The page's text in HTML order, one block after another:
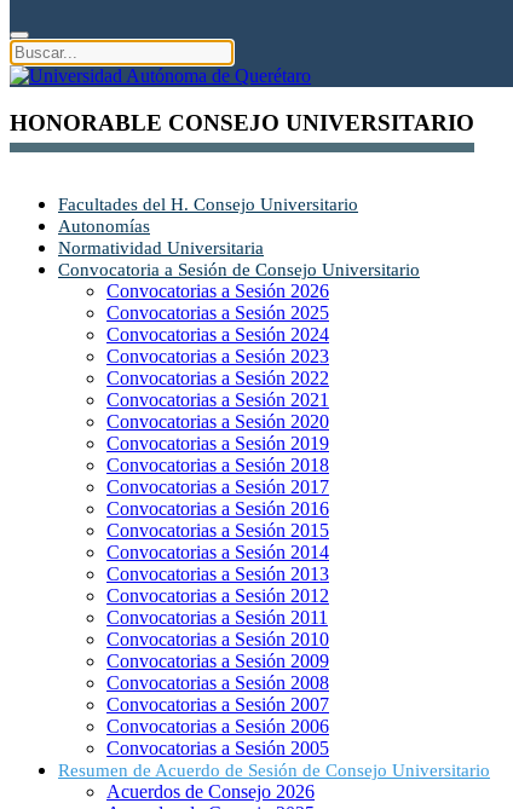
HONORABLE CONSEJO UNIVERSITARIO
Facultades del H. Consejo Universitario
Autonomías
Normatividad Universitaria
Convocatoria a Sesión de Consejo Universitario
Convocatorias a Sesión 2026
Convocatorias a Sesión 2025
Convocatorias a Sesión 2024
Convocatorias a Sesión 2023
Convocatorias a Sesión 2022
Convocatorias a Sesión 2021
Convocatorias a Sesión 2020
Convocatorias a Sesión 2019
Convocatorias a Sesión 2018
Convocatorias a Sesión 2017
Convocatorias a Sesión 2016
Convocatorias a Sesión 2015
Convocatorias a Sesión 2014
Convocatorias a Sesión 2013
Convocatorias a Sesión 2012
Convocatorias a Sesión 2011
Convocatorias a Sesión 2010
Convocatorias a Sesión 2009
Convocatorias a Sesión 2008
Convocatorias a Sesión 2007
Convocatorias a Sesión 2006
Convocatorias a Sesión 2005
Resumen de Acuerdo de Sesión de Consejo Universitario
Acuerdos de Consejo 2026